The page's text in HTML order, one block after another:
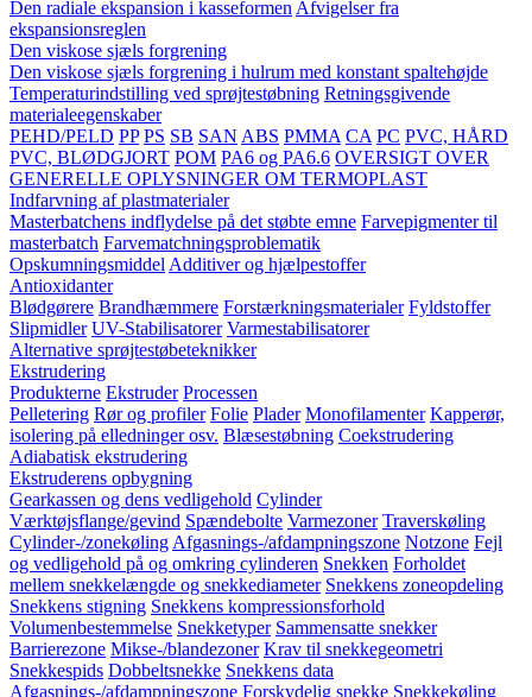
Den radiale ekspansion i kasseformen Afvigelser fra
ekspansionsreglen
Den viskose sjæls forgrening
Den viskose sjæls forgrening i hulrum med konstant spaltehøjde
Temperaturindstilling ved sprøjtestøbning Retningsgivende
materialeegenskaber
PEHD/PELD PP PS SB SAN ABS PMMA CA PC PVC, HÅRD
PVC, BLØDGJORT POM PA6 og PA6.6 OVERSIGT OVER
GENERELLE OPLYSNINGER OM TERMOPLAST
Indfarvning af plastmaterialer
Masterbatchens indflydelse på det støbte emne Farvepigmenter til
masterbatch Farvematchningsproblematik
Opskumningsmiddel Additiver og hjælpestoffer
Antioxidanter
Blødgørere Brandhæmmere Forstærkningsmaterialer Fyldstoffer
Slipmidler UV-Stabilisatorer Varmestabilisatorer
Alternative sprøjtestøbeteknikker
Ekstrudering
Produkterne Ekstruder Processen
Pelletering Rør og profiler Folie Plader Monofilamenter Kapperør,
isolering på elledninger osv. Blæsestøbning Coekstrudering
Adiabatisk ekstrudering
Ekstruderens opbygning
Gearkassen og dens vedligehold Cylinder
Værktøjsflange/gevind Spændebolte Varmezoner Traverskøling
Cylinder-/zonekøling Afgasnings-/afdampningszone Notzone Fejl
og vedligehold på og omkring cylinderen Snekken Forholdet
mellem snekkelængde og snekkediameter Snekkens zoneopdeling
Snekkens stigning Snekkens kompressionsforhold
Volumenbestemmelse Snekketyper Sammensatte snekker
Barrierezone Mikse-/blandezoner Krav til snekkegeometri
Snekkespids Dobbeltsnekke Snekkens data
Afgasnings-/afdampningszone Forskydelig snekke Snekkekøling